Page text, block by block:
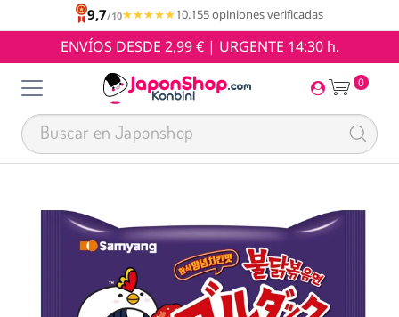
9,7/10★★★★★
★★★★★10.155 opiniones verificadas
ENVÍOS DESDE 2,99 € | URGENTE 14:30 h.
0